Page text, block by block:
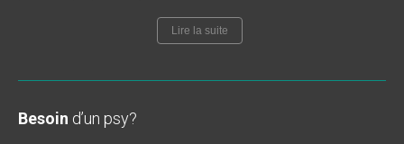
Lire la suite
Besoin d’un psy?